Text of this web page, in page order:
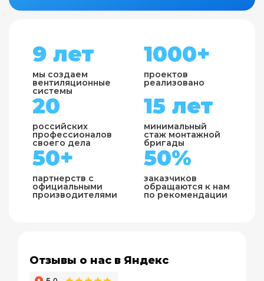
9 лет
мы создаем
вентиляционные
системы
1000+
проектов
реализовано
20
российских
профессионалов
своего дела
15 лет
минимальный
стаж монтажной
бригады
50+
партнерств с
официальными
производителями
50%
заказчиков
обращаются к нам
по рекомендации
Отзывы о нас в Яндекс